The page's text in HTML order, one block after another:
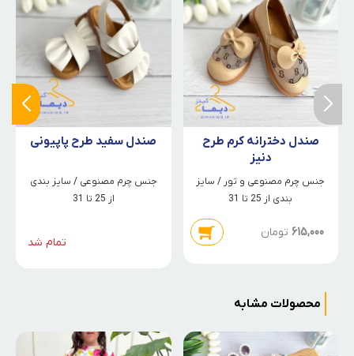
صندل دخترانه کرم طرح
دنیز
جنس چرم مصنوعی و تور / سایز
بندی از 25 تا 31
615,000 تومان
صندل سفید طرح پاپیونی
جنس چرم مصنوعی / سایز بندی
از 25 تا 31
تمام شد
محصولات مشابه